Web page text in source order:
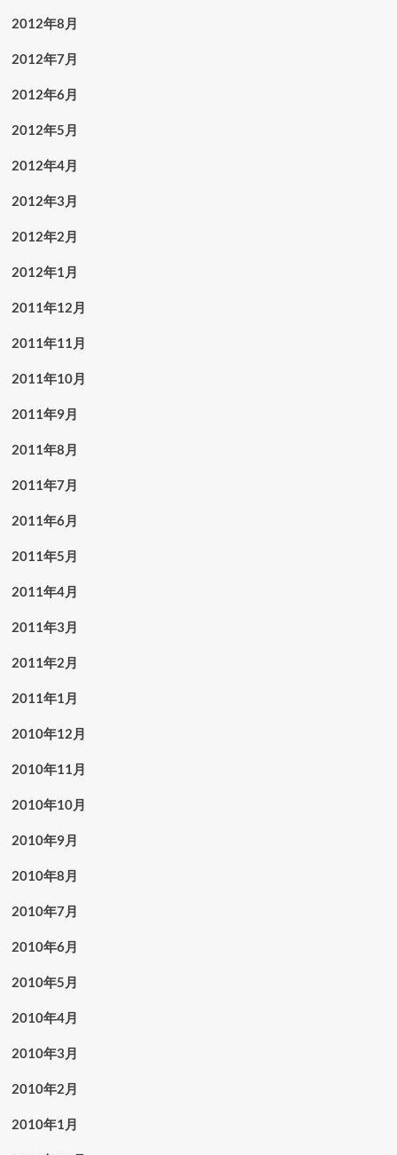
2012年8月
2012年7月
2012年6月
2012年5月
2012年4月
2012年3月
2012年2月
2012年1月
2011年12月
2011年11月
2011年10月
2011年9月
2011年8月
2011年7月
2011年6月
2011年5月
2011年4月
2011年3月
2011年2月
2011年1月
2010年12月
2010年11月
2010年10月
2010年9月
2010年8月
2010年7月
2010年6月
2010年5月
2010年4月
2010年3月
2010年2月
2010年1月